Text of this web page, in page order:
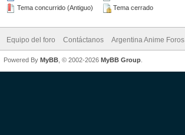
Tema concurrido (Antiguo)
Tema cerrado
Equipo del foro Contáctanos Argentina Anime Foros
Powered By MyBB , © 2002-2026 MyBB Group